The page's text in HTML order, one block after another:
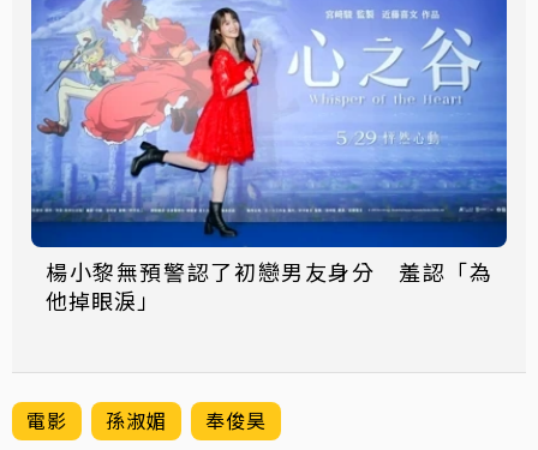
楊小黎無預警認了初戀男友身分 羞認「為
他掉眼淚」
電影 孫淑媚 奉俊昊